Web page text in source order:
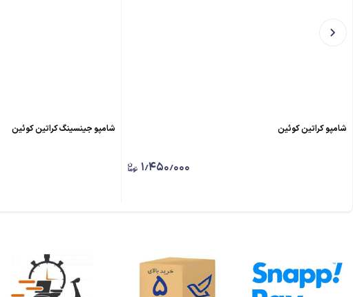
شامپو کراتین کوئین
۱٫۴۵۰٫۰۰۰
شامپو جینسینگ کراتین کوئین